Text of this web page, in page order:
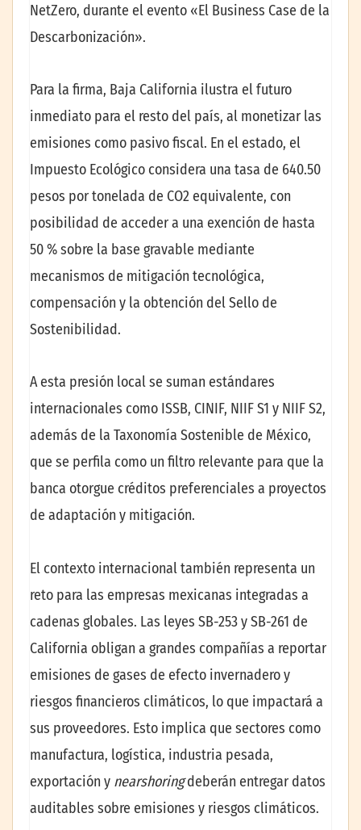
NetZero, durante el evento «El Business Case de la
Descarbonización».
Para la firma, Baja California ilustra el futuro
inmediato para el resto del país, al monetizar las
emisiones como pasivo fiscal. En el estado, el
Impuesto Ecológico considera una tasa de 640.50
pesos por tonelada de CO2 equivalente, con
posibilidad de acceder a una exención de hasta
50 % sobre la base gravable mediante
mecanismos de mitigación tecnológica,
compensación y la obtención del Sello de
Sostenibilidad.
A esta presión local se suman estándares
internacionales como ISSB, CINIF, NIIF S1 y NIIF S2,
además de la Taxonomía Sostenible de México,
que se perfila como un filtro relevante para que la
banca otorgue créditos preferenciales a proyectos
de adaptación y mitigación.
El contexto internacional también representa un
reto para las empresas mexicanas integradas a
cadenas globales. Las leyes SB-253 y SB-261 de
California obligan a grandes compañías a reportar
emisiones de gases de efecto invernadero y
riesgos financieros climáticos, lo que impactará a
sus proveedores. Esto implica que sectores como
manufactura, logística, industria pesada,
exportación y nearshoringdeberán entregar datos
auditables sobre emisiones y riesgos climáticos.